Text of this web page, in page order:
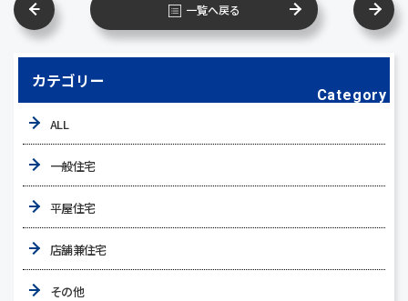
一覧へ戻る
カテゴリー
Category
ALL
一般住宅
平屋住宅
店舗兼住宅
その他